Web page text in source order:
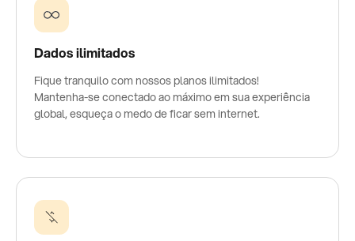
Dados ilimitados
Fique tranquilo com nossos planos ilimitados!
Mantenha-se conectado ao máximo em sua experiência
global, esqueça o medo de ficar sem internet.